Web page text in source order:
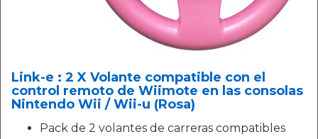
Link-e : 2 X Volante compatible con el
control remoto de Wiimote en las consolas
Nintendo Wii / Wii-u (Rosa)
Pack de 2 volantes de carreras compatibles